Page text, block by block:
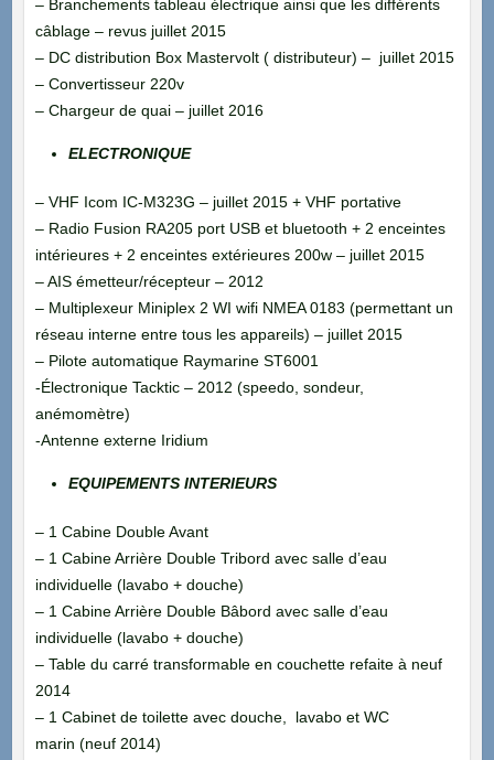
– Branchements tableau électrique ainsi que les différents
câblage – revus juillet 2015
– DC distribution Box Mastervolt ( distributeur) – juillet 2015
– Convertisseur 220v
– Chargeur de quai – juillet 2016
ELECTRONIQUE
– VHF Icom IC-M323G – juillet 2015 + VHF portative
– Radio Fusion RA205 port USB et bluetooth + 2 enceintes
intérieures + 2 enceintes extérieures 200w – juillet 2015
– AIS émetteur/récepteur – 2012
– Multiplexeur Miniplex 2 WI wifi NMEA 0183 (permettant un
réseau interne entre tous les appareils) – juillet 2015
– Pilote automatique Raymarine ST6001
-Électronique Tacktic – 2012 (speedo, sondeur,
anémomètre)
-Antenne externe Iridium
EQUIPEMENTS INTERIEURS
– 1 Cabine Double Avant
– 1 Cabine Arrière Double Tribord avec salle d’eau
individuelle (lavabo + douche)
– 1 Cabine Arrière Double Bâbord avec salle d’eau
individuelle (lavabo + douche)
– Table du carré transformable en couchette refaite à neuf
2014
– 1 Cabinet de toilette avec douche, lavabo et WC
marin (neuf 2014)